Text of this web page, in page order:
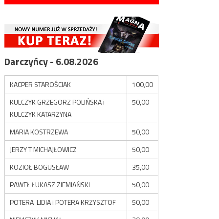
Darczyńcy - 6.08.2026
KACPER STAROŚCIAK
100,00
KULCZYK GRZEGORZ POLIŃSKA i
KULCZYK KATARZYNA
50,00
MARIA KOSTRZEWA
50,00
JERZY T MICHAJŁOWICZ
50,00
KOZIOŁ BOGUSŁAW
35,00
PAWEŁ ŁUKASZ ZIEMIAŃSKI
50,00
POTERA LIDIA i POTERA KRZYSZTOF
50,00